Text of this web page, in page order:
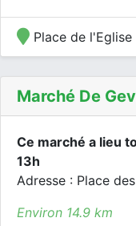
Place de
Marché De
Ce marché a lieu
13h
Adresse : Place
Environ 14.9 km